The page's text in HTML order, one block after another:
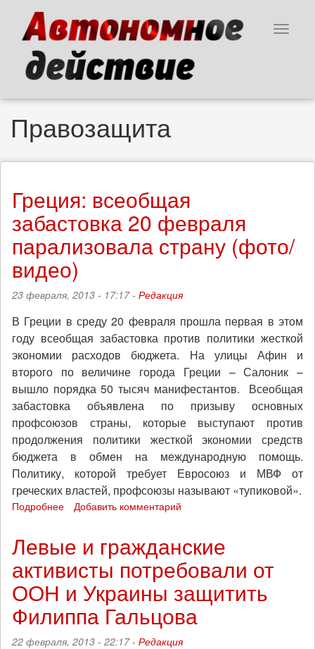
основному
содержанию
Toggle
Правозащита
Греция: всеобщая
забастовка 20 февраля
парализовала страну (фото/
видео)
23 февраля, 2013 - 17:17 - Редакция
В Греции в среду 20 февраля прошла первая в этом
году всеобщая забастовка против политики жесткой
экономии расходов бюджета. На улицы Афин и
второго по величине города Греции – Салоник –
вышло порядка 50 тысяч манифестантов. Всеобщая
забастовка объявлена по призыву основных
профсоюзов страны, которые выступают против
продолжения политики жесткой экономии средств
бюджета в обмен на международную помощь.
Политику, которой требует Евросоюз и МВФ от
греческих властей, профсоюзы называют «тупиковой».
Подробнее
забастовка
февраля
парализовала
страну
(фото/
Добавить комментарий
Левые и гражданские
активисты потребовали от
ООН и Украины защитить
Филиппа Гальцова
22 февраля, 2013 - 22:17 - Редакция